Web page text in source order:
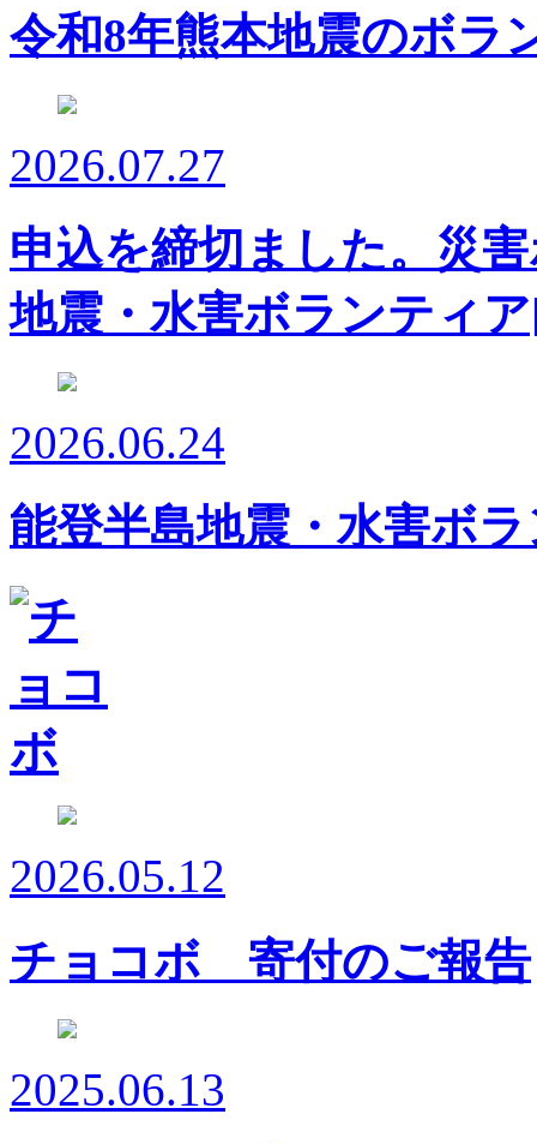
令和8年熊本地震のボラ
2026.07.27
申込を締切ました。災
地震・水害ボランティ
2026.06.24
能登半島地震・水害ボ
2026.05.12
チョコボ 寄付のご報告
2025.06.13